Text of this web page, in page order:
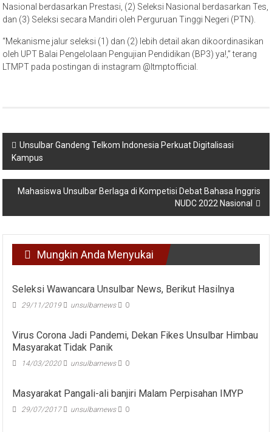
Nasional berdasarkan Prestasi, (2) Seleksi Nasional berdasarkan Tes,
dan (3) Seleksi secara Mandiri oleh Perguruan Tinggi Negeri (PTN).
“Mekanisme jalur seleksi (1) dan (2) lebih detail akan dikoordinasikan
oleh UPT Balai Pengelolaan Pengujian Pendidikan (BP3) ya!,” terang
LTMPT pada postingan di instagram @ltmptofficial.
Navigasi
pos
Unsulbar Gandeng Telkom Indonesia Perkuat Digitalisasi
Kampus
Mahasiswa Unsulbar Berlaga di Kompetisi Debat Bahasa Inggris
NUDC 2022 Nasional
Mungkin Anda Menyukai
Seleksi Wawancara Unsulbar News, Berikut Hasilnya
29/11/2019 unsulbarnews 0
Virus Corona Jadi Pandemi, Dekan Fikes Unsulbar Himbau
Masyarakat Tidak Panik
14/03/2020 unsulbarnews 0
Masyarakat Pangali-ali banjiri Malam Perpisahan IMYP
29/07/2017 unsulbarnews 0